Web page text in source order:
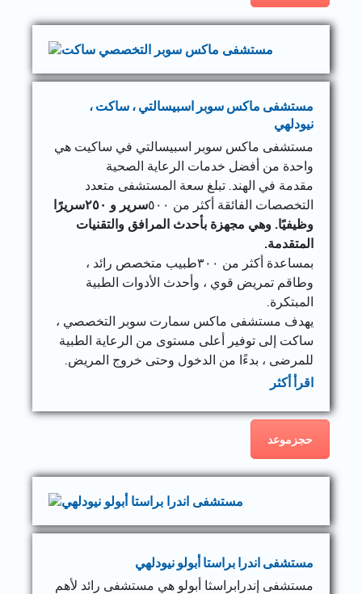
مستشفى ماكس سوبر اسبيسالتي ، ساكت ،
نيودلهي
مستشفى ماكس سوبر اسبيسالتي في ساكيت هي
واحدة من أفضل خدمات الرعاية الصحية
مقدمة في الهند. تبلغ سعة المستشفى متعدد
التخصصات الفائقة أكثر من ٥٠٠
سرير و ٢٥٠سريرًا
وظيفيًا. وهي مجهزة بأحدث المرافق والتقنيات
المتقدمة.
بمساعدة أكثر من ٣٠٠طبيب متخصص رائد ،
وطاقم تمريض قوي ، وأحدث الأدوات الطبية
المبتكرة.
يهدف مستشفى ماكس سمارت سوبر التخصصي ،
ساكت إلى توفير أعلى مستوى من الرعاية الطبية
للمرضى ، بدءًا من الدخول وحتى خروج المريض.
اقرأ أكثر
حجزموعد
مستشفى اندرا براستا أبولو نيودلهي
مستشفى إندرابراسثا أبولو هي مستشفى رائد لأهم